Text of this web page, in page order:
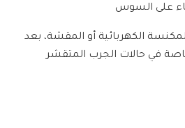
على السوس
الكهربائية أو المقشة، بعد
في حالات الجرب المتقشر